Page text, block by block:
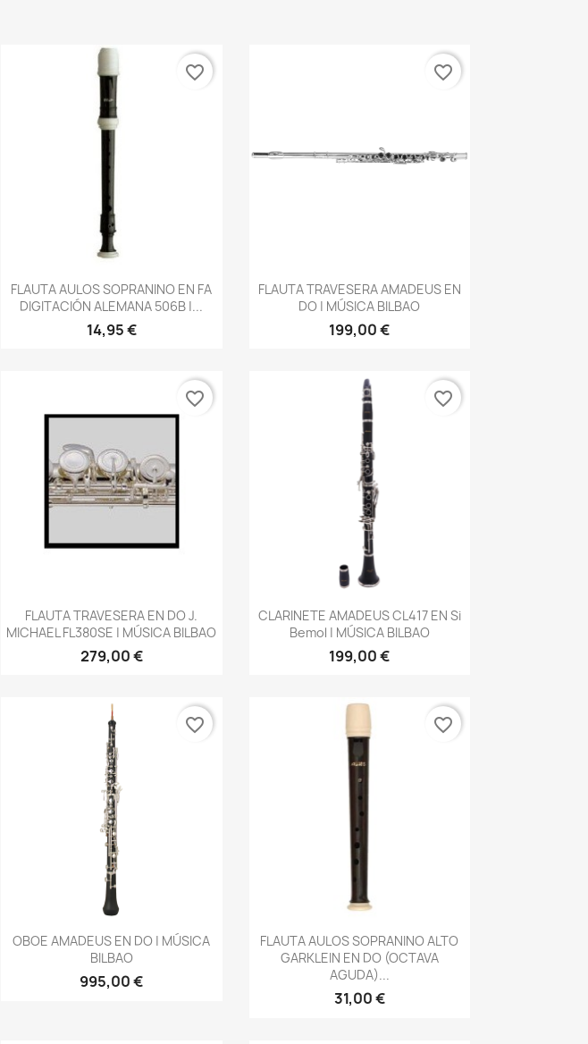
Vista rápida
FLAUTA AULOS SOPRANINO EN FA
DIGITACIÓN ALEMANA 506B |...
14,95 €
favorite_border
Vista rápida
FLAUTA TRAVESERA AMADEUS EN
DO | MÚSICA BILBAO
199,00 €
favorite_border
Vista rápida
FLAUTA TRAVESERA EN DO J.
MICHAEL FL380SE | MÚSICA BILBAO
279,00 €
favorite_border
 Vista rápida
CLARINETE AMADEUS CL417 EN Si
Bemol | MÚSICA BILBAO
199,00 €
favorite_border
Vista rápida
OBOE AMADEUS EN DO | MÚSICA
BILBAO
995,00 €
favorite_border
Vista rápida
FLAUTA AULOS SOPRANINO ALTO
GARKLEIN EN DO (OCTAVA
AGUDA)...
31,00 €
favorite_border